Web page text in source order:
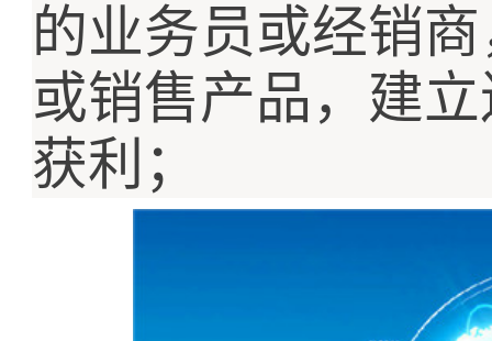
的业务员或经销
或销售产品，建
获利；